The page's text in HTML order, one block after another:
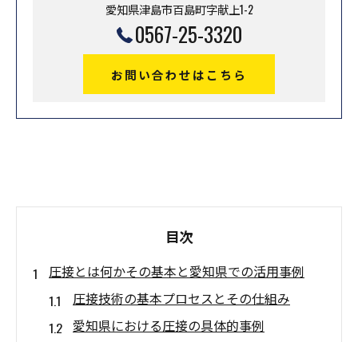
愛知県津島市百島町字献上1-2
0567-25-3320
お問い合わせはこちら
目次
圧接とは何かその基本と愛知県での活用事例
圧接技術の基本プロセスとその仕組み
愛知県における圧接の具体的事例